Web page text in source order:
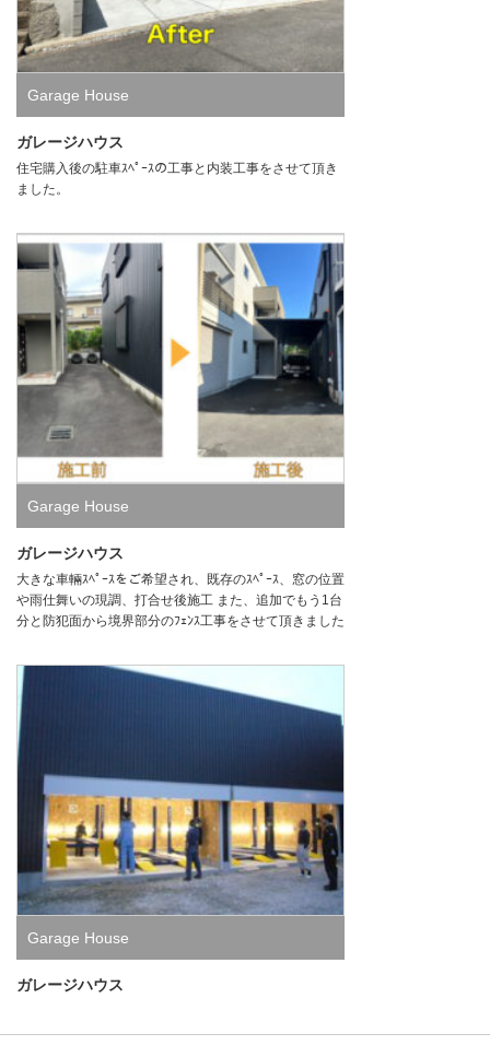
Garage House
ガレージハウス
住宅購入後の駐車ｽﾍﾟｰｽの工事と内装工事をさせて頂き
ました。
Garage House
ガレージハウス
大きな車輛ｽﾍﾟｰｽをご希望され、既存のｽﾍﾟｰｽ、窓の位置
や雨仕舞いの現調、打合せ後施工 また、追加でもう1台
分と防犯面から境界部分のﾌｪﾝｽ工事をさせて頂きました
Garage House
ガレージハウス